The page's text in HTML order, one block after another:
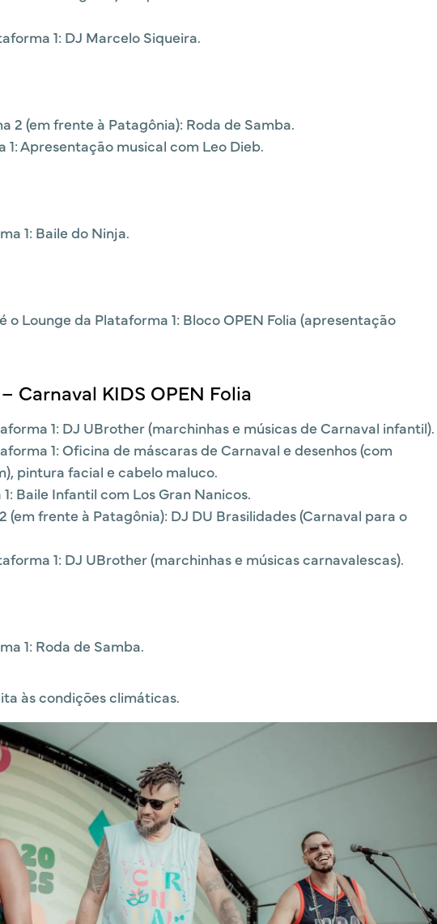
1: DJ Marcelo Siqueira.
2 (em frente à Patagônia): Roda de Samba.
1: Apresentação musical com Leo Dieb.
1: Baile do Ninja.
o Lounge da Plataforma 1: Bloco OPEN Folia (apresentação
Carnaval KIDS OPEN Folia
1: DJ UBrother (marchinhas e músicas de Carnaval infantil).
1: Oficina de máscaras de Carnaval e desenhos (com
pintura facial e cabelo maluco.
Baile Infantil com Los Gran Nanicos.
(em frente à Patagônia): DJ DU Brasilidades (Carnaval para o
1: DJ UBrother (marchinhas e músicas carnavalescas).
1: Roda de Samba.
às condições climáticas.